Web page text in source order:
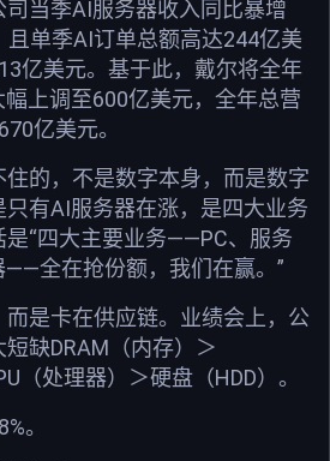
当季AI服务器收入同比暴增
且单季AI订单总额高达244亿美
亿美元。基于此，戴尔将全年
上调至600亿美元，全年总营
亿美元。
的，不是数字本身，而是数字
有AI服务器在涨，是四大业务
“四大主要业务——PC、服务
全在抢份额，我们在赢。”
是卡在供应链。业绩会上，公
缺DRAM（内存）＞
（处理器）＞硬盘（HDD）。
。